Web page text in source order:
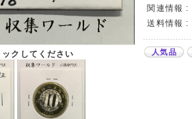
クしてください
関連情報 :
送料情報 :
人気品